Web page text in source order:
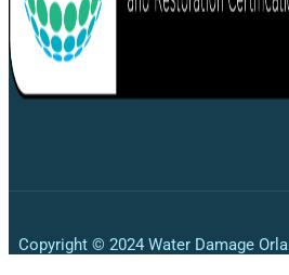
Copyright © 2024 Water Damage